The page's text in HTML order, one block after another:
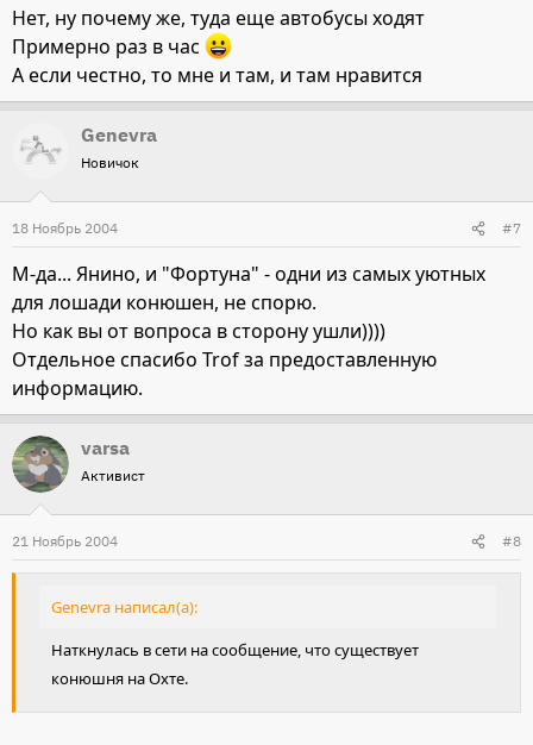
Нет, ну почему же, туда еще автобусы ходят
Примерно раз в час
А если честно, то мне и там, и там нравится
Genevra
Новичок
18 Ноябрь 2004 #7
М-да... Янино, и "Фортуна" - одни из самых уютных
для лошади конюшен, не спорю.
Но как вы от вопроса в сторону ушли))))
Отдельное спасибо Trof за предоставленную
информацию.
varsa
Активист
21 Ноябрь 2004 #8
Genevra написал(а):
Наткнулась в сети на сообщение, что существует
конюшня на Охте.